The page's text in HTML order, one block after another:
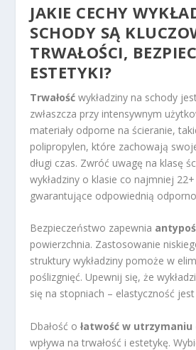
JAKIE CECHY
SCHODY SĄ
TRWAŁOŚCI,
ESTETYKI?
Trwałość wykładziny na schody
zwłaszcza przy intensywnym
materiały odporne na ścieranie,
polipropylen, które zachowają
długi czas. Zwróć uwagę na klasę
wykładziny o klasie co najmniej
gwarantujące odpowiednią
Bezpieczeństwo zapewnia
powierzchnia. Zastosowanie
struktury wykładziny pomoże w
poślizgnięć. Upewnij się, że
się na stopniach – elastyczność
Dbałość ołatwość w utrzymaniu
wpływa na trwałość i estetykę.